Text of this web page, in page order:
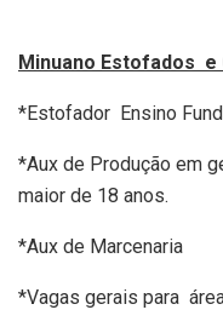
Minuano Estofados
*Estofador Ensino
*Aux de Produção em
maior de 18 anos.
*Aux de Marcenaria
*Vagas gerais para